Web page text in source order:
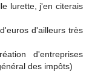
lurette, j'en citerais
d'ailleurs très
d'entreprises
des impôts)